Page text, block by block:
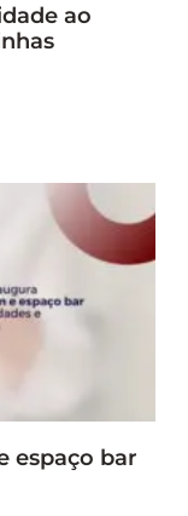
ao
espaço bar